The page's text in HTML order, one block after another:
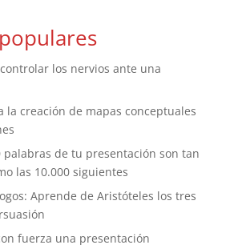
los nervios ante una
la creación de mapas conceptuales
palabras de tu presentación son tan
las 10.000 siguientes
Aprende de Aristóteles los tres
fuerza una presentación